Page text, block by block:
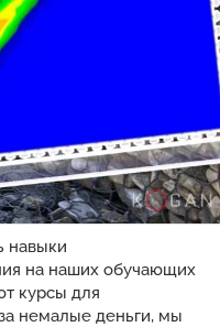
навыки
на наших обучающих
курсы для
немалые деньги, мы